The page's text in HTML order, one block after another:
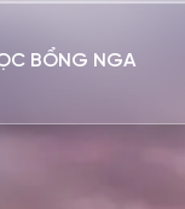
BỔNG NGA